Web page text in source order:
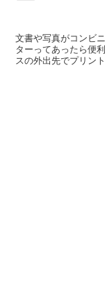
文書や写真がコンビ
ターってあったら便
スの外出先でプリン